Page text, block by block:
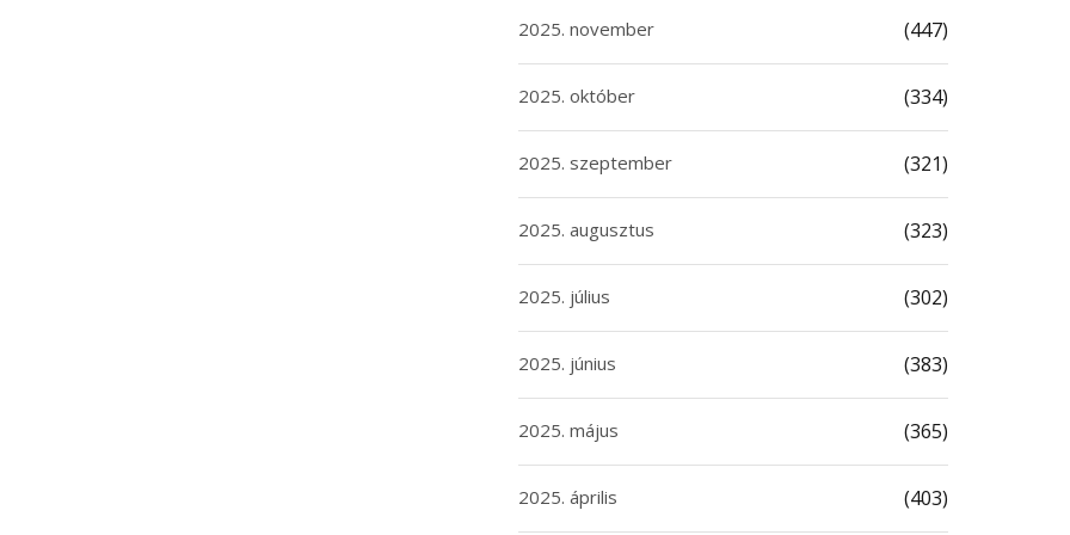
2025. november (447)
2025. október (334)
2025. szeptember (321)
2025. augusztus (323)
2025. július (302)
2025. június (383)
2025. május (365)
2025. április (403)